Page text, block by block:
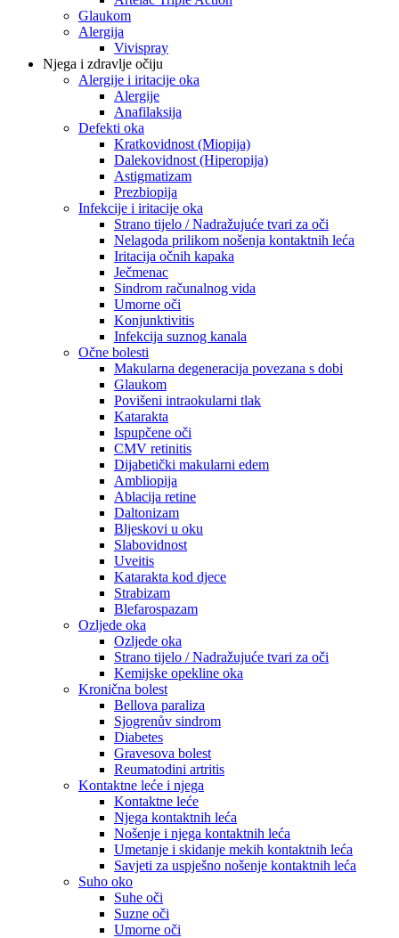
Glaukom
Alergija
Vivispray
Njega i zdravlje očiju
Alergije i iritacije oka
Alergije
Anafilaksija
Defekti oka
Kratkovidnost (Miopija)
Dalekovidnost (Hiperopija)
Astigmatizam
Prezbiopija
Infekcije i iritacije oka
Strano tijelo / Nadražujuće tvari za oči
Nelagoda prilikom nošenja kontaktnih leća
Iritacija očnih kapaka
Ječmenac
Sindrom računalnog vida
Umorne oči
Konjunktivitis
Infekcija suznog kanala
Očne bolesti
Makularna degeneracija povezana s dobi
Glaukom
Povišeni intraokularni tlak
Katarakta
Ispupčene oči
CMV retinitis
Dijabetički makularni edem
Ambliopija
Ablacija retine
Daltonizam
Bljeskovi u oku
Slabovidnost
Uveitis
Katarakta kod djece
Strabizam
Blefarospazam
Ozljede oka
Ozljede oka
Strano tijelo / Nadražujuće tvari za oči
Kemijske opekline oka
Kronična bolest
Bellova paraliza
Sjogrenův sindrom
Diabetes
Gravesova bolest
Reumatodini artritis
Kontaktne leće i njega
Kontaktne leće
Njega kontaktnih leća
Nošenje i njega kontaktnih leća
Umetanje i skidanje mekih kontaktnih leća
Savjeti za uspješno nošenje kontaktnih leća
Suho oko
Suhe oči
Suzne oči
Umorne oči